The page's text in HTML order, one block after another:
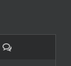
Comentarios